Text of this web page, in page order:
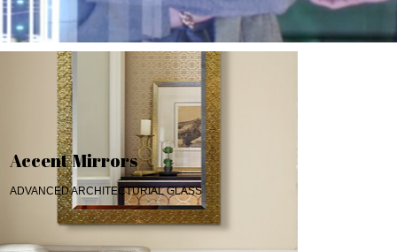
Accent Mirrors
ADVANCED ARCHITECTURIAL GLASS